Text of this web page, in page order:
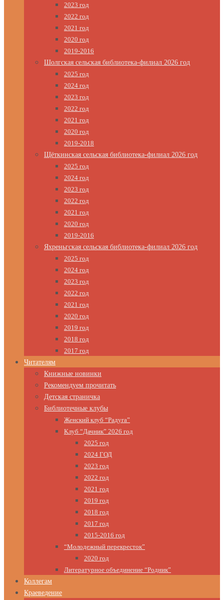
2023 год
2022 год
2021 год
2020 год
2019-2016
Шолгская сельская библиотека-филиал 2026 год
2025 год
2024 год
2023 год
2022 год
2021 год
2020 год
2019-2018
Щёткинская сельская библиотека-филиал 2026 год
2025 год
2024 год
2023 год
2022 год
2021 год
2020 год
2019-2016
Яхреньгская сельская библиотека-филиал 2026 год
2025 год
2024 год
2023 год
2022 год
2021 год
2020 год
2019 год
2018 год
2017 год
Читателям
Книжные новинки
Рекомендуем прочитать
Детская страничка
Библиотечные клубы
Женский клуб “Радуга”
Клуб “Дачник” 2026 год
2025 год
2024 ГОД
2023 год
2022 год
2021 год
2019 год
2018 год
2017 год
2015-2016 год
“Молодежный перекресток”
2020 год
Литературное объединение “Родник”
Коллегам
Краеведение